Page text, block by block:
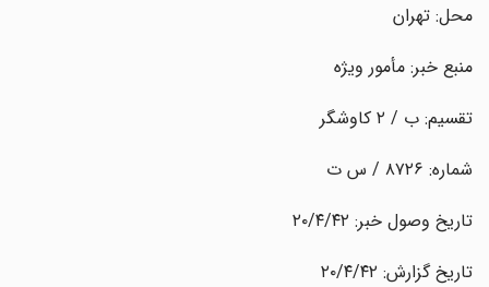
محل: تهران
منبع خبر: مأمور ویژه
تقسیم: ب / ۲ کاوشگر
شماره: ۸۷۲۶ / س ت
تاریخ وصول خبر: ۲۰/۴/۴۲
تاریخ گزارش: ۲۰/۴/۴۲